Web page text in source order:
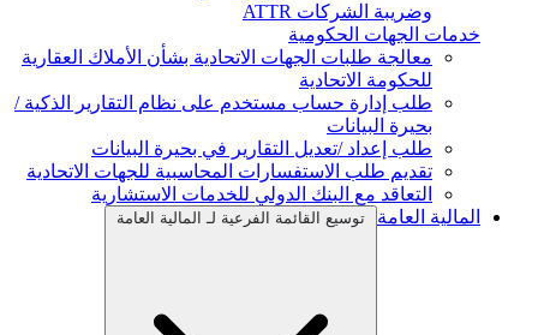
وضريبة الشركات ATTR
خدمات الجهات الحكومية
معالجة طلبات الجهات الاتحادية بشأن الأملاك العقارية
للحكومة الاتحادية
طلب إدارة حساب مستخدم على نظام التقارير الذكية /
بحيرة البيانات
طلب إعداد /تعديل التقارير في بحيرة البيانات
تقديم طلب الاستفسارات المحاسبية للجهات الاتحادية
التعاقد مع البنك الدولي للخدمات الاستشارية
المالية العامة
توسيع القائمة الفرعية لـ المالية العامة